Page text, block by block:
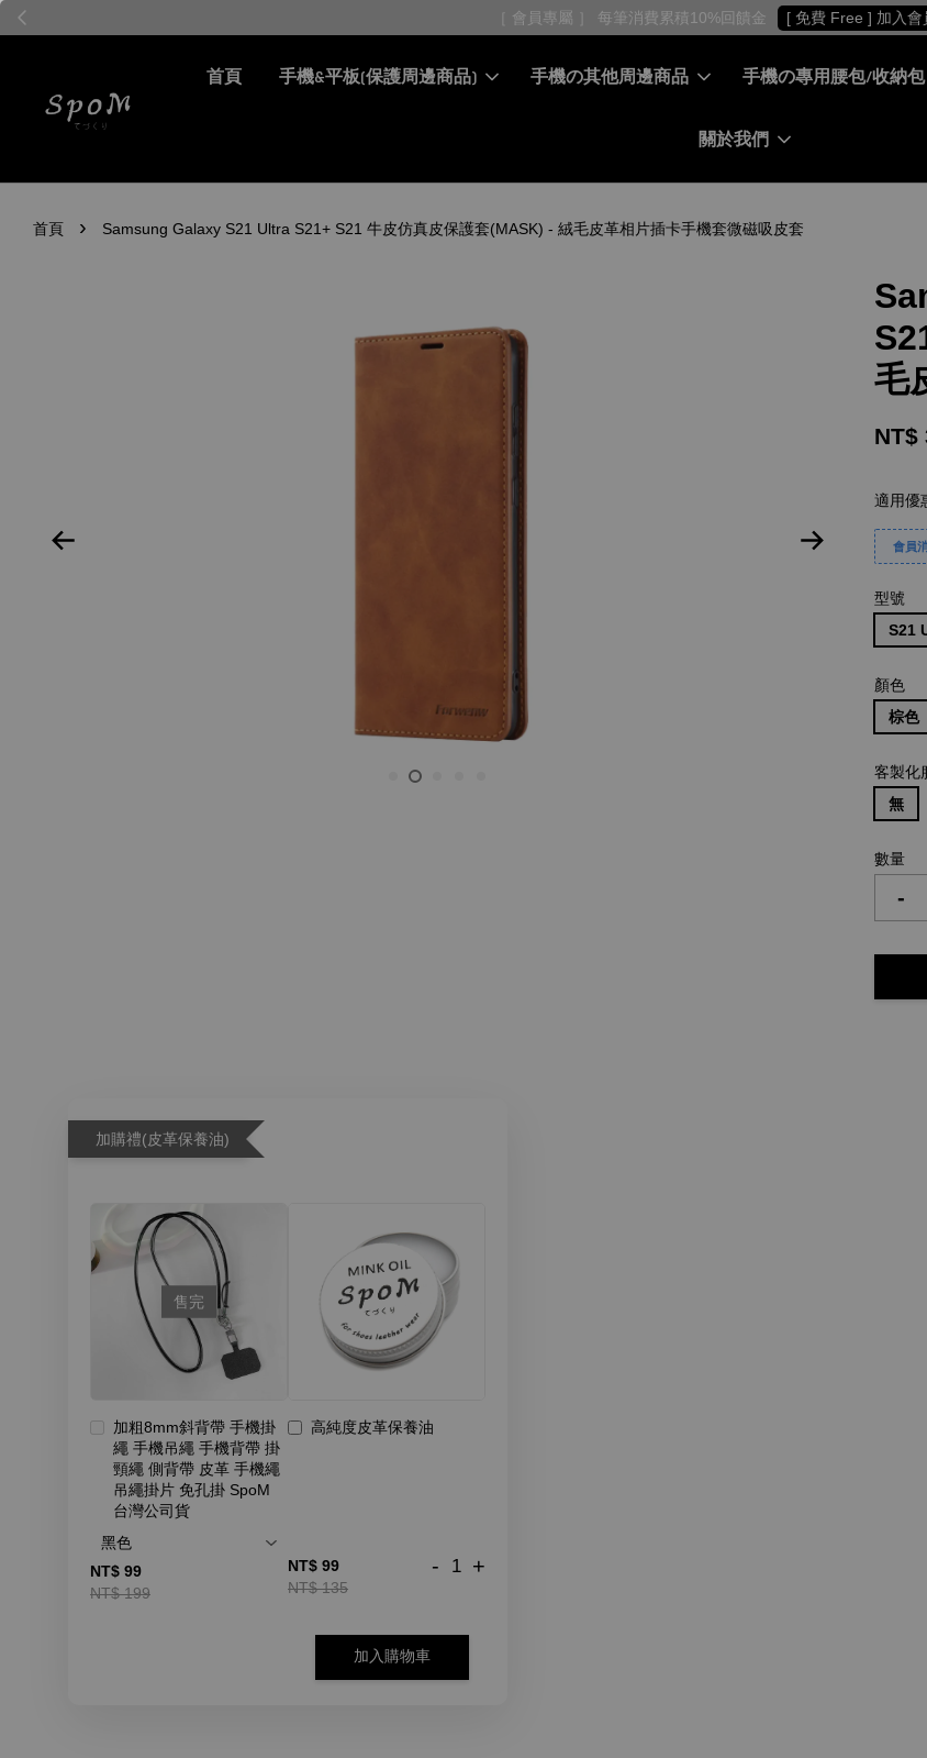
［ 會員專屬 ］ 每筆消費累積10%回饋金 [ 免費 Free ] 加入會
首頁 手機&平板(保護周邊商品) 手機の其他周邊商品 手機の專用腰包/收納包
關於我們
首頁 › Samsung Galaxy S21 Ultra S21+ S21 牛皮仿真皮保護套(MASK) - 絨毛皮革相片插卡手機套微磁吸皮套
毛
NT$
適用優
會員
型號
S21
顏色
棕色
客製化
無
數量
-
加購禮(皮革保養油)
售完
加粗8mm斜背帶 手機掛
繩 手機吊繩 手機背帶 掛
頸繩 側背帶 皮革 手機繩
吊繩掛片 免孔掛 SpoM
台灣公司貨
NT$ 99
NT$ 199
高純度皮革保養油
NT$ 99
NT$ 135
- +
加入購物車